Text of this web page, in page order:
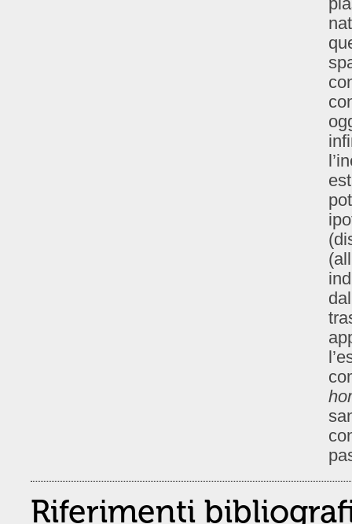
Riferimenti